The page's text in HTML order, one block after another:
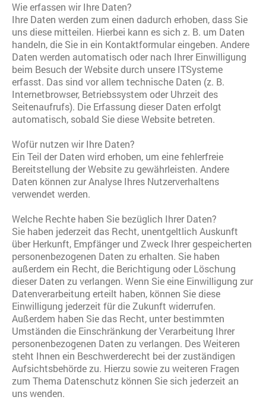
Wie erfassen wir Ihre Daten?
Ihre Daten werden zum einen dadurch erhoben, dass Sie
uns diese mitteilen. Hierbei kann es sich z. B. um Daten
handeln, die Sie in ein Kontaktformular eingeben. Andere
Daten werden automatisch oder nach Ihrer Einwilligung
beim Besuch der Website durch unsere ITSysteme
erfasst. Das sind vor allem technische Daten (z. B.
Internetbrowser, Betriebssystem oder Uhrzeit des
Seitenaufrufs). Die Erfassung dieser Daten erfolgt
automatisch, sobald Sie diese Website betreten.
Wofür nutzen wir Ihre Daten?
Ein Teil der Daten wird erhoben, um eine fehlerfreie
Bereitstellung der Website zu gewährleisten. Andere
Daten können zur Analyse Ihres Nutzerverhaltens
verwendet werden.
Welche Rechte haben Sie bezüglich Ihrer Daten?
Sie haben jederzeit das Recht, unentgeltlich Auskunft
über Herkunft, Empfänger und Zweck Ihrer gespeicherten
personenbezogenen Daten zu erhalten. Sie haben
außerdem ein Recht, die Berichtigung oder Löschung
dieser Daten zu verlangen. Wenn Sie eine Einwilligung zur
Datenverarbeitung erteilt haben, können Sie diese
Einwilligung jederzeit für die Zukunft widerrufen.
Außerdem haben Sie das Recht, unter bestimmten
Umständen die Einschränkung der Verarbeitung Ihrer
personenbezogenen Daten zu verlangen. Des Weiteren
steht Ihnen ein Beschwerderecht bei der zuständigen
Aufsichtsbehörde zu. Hierzu sowie zu weiteren Fragen
zum Thema Datenschutz können Sie sich jederzeit an
uns wenden.